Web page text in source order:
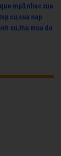
mp3,nhac xua
cu,sua nap
cu,thu mua do